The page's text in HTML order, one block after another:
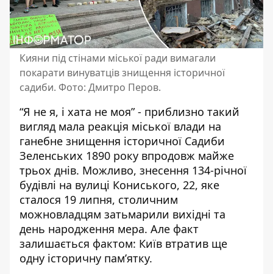
Кияни під стінами міської ради вимагали
покарати винуватців знищення історичної
садиби. Фото: Дмитро Перов.
“Я не я, і хата не моя” - приблизно такий
вигляд мала реакція міської влади на
ганебне знищення історичної Садиби
Зеленських 1890 року впродовж майже
трьох днів. Можливо, знесення 134-річної
будівлі на вулиці Кониського, 22, яке
сталося 19 липня, столичним
можновладцям затьмарили вихідні та
день народження мера. Але факт
залишається фактом: Київ втратив ще
одну історичну пам’ятку.